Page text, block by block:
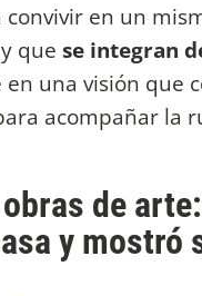
en un
que se integran
una visión que
acompañar la
de
y mostró